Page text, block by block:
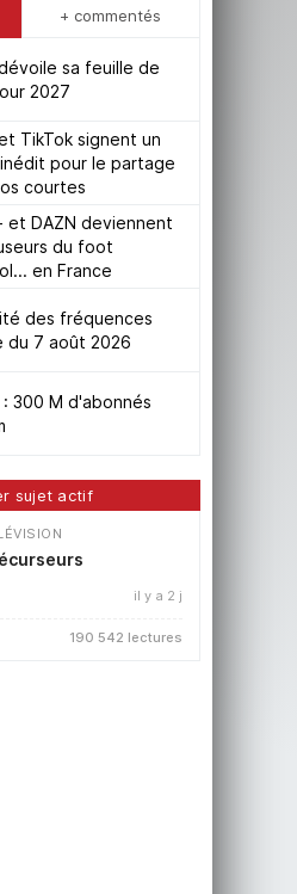
+ commentés
sa feuille de
2027
TikTok signent un
pour le partage
courtes
et DAZN deviennent
du foot
en France
des fréquences
du 7 août 2026
300 M d'abonnés
sujet actif
il y a 2 j
190 542 lectures